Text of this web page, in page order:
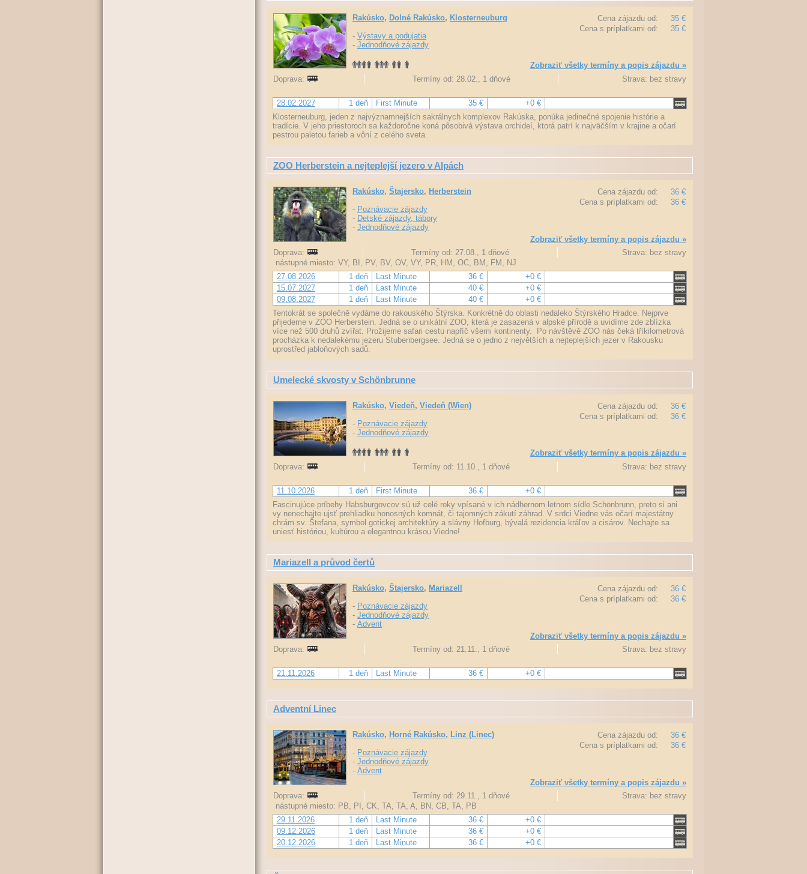
Cena zájazdu od:
35 €
Cena s príplatkami od:
35 €
Rakúsko, Dolné Rakúsko, Klosterneuburg
- Výstavy a podujatia
- Jednodňové zájazdy
Zobraziť všetky termíny a popis zájazdu »
Doprava:
Termíny od: 28.02., 1 dňové Strava: bez stravy
28.02.2027 1 deň First Minute 35 €
+0 €
Klosterneuburg, jeden z najvýznamnejších sakrálnych komplexov Rakúska, ponúka jedinečné spojenie histórie a
tradície. V jeho priestoroch sa každoročne koná pôsobivá výstava orchideí, ktorá patrí k najväčším v krajine a očarí
pestrou paletou farieb a vôní z celého sveta.
ZOO Herberstein a nejteplejší jezero v Alpách
Cena zájazdu od:
36 €
Cena s príplatkami od:
36 €
Rakúsko, Štajersko, Herberstein
- Poznávacie zájazdy
- Detské zájazdy, tábory
- Jednodňové zájazdy
Zobraziť všetky termíny a popis zájazdu »
Doprava:
Termíny od: 27.08., 1 dňové
Strava: bez stravy
nástupné miesto: VY, BI, PV, BV, OV, VY, PR, HM, OC, BM, FM, NJ
27.08.2026
1 deň Last Minute 36 €
+0 €
15.07.2027
1 deň Last Minute 40 €
+0 €
09.08.2027
1 deň Last Minute 40 €
+0 €
Tentokrát se společně vydáme do rakouského Štýrska. Konkrétně do oblasti nedaleko Štýrského Hradce. Nejprve
přijedeme v ZOO Herberstein. Jedná se o unikátní ZOO, která je zasazená v alpské přírodě a uvidíme zde zblízka
více než 500 druhů zvířat. Prožijeme safari cestu napříč všemi kontinenty. Po návštěvě ZOO nás čeká tříkilometrová
procházka k nedalekému jezeru Stubenbergsee. Jedná se o jedno z největších a nejteplejších jezer v Rakousku
uprostřed jabloňových sadů.
Umelecké skvosty v Schönbrunne
Cena zájazdu od:
36 €
Cena s príplatkami od:
36 €
Rakúsko, Viedeň, Viedeň (Wien)
- Poznávacie zájazdy
- Jednodňové zájazdy
Zobraziť všetky termíny a popis zájazdu »
Doprava:
Termíny od: 11.10., 1 dňové Strava: bez stravy
11.10.2026 1 deň First Minute 36 €
+0 €
Fascinujúce príbehy Habsburgovcov sú už celé roky vpísané v ich nádhernom letnom sídle Schönbrunn, preto si ani
vy nenechajte ujsť prehliadku honosných komnát, či tajomných zákutí záhrad. V srdci Viedne vás očarí majestátny
chrám sv. Štefana, symbol gotickej architektúry a slávny Hofburg, bývalá rezidencia kráľov a cisárov. Nechajte sa
uniesť históriou, kultúrou a elegantnou krásou Viedne!
Mariazell a průvod čertů
Cena zájazdu od:
36 €
Cena s príplatkami od:
36 €
Rakúsko, Štajersko, Mariazell
- Poznávacie zájazdy
- Jednodňové zájazdy
- Advent
Zobraziť všetky termíny a popis zájazdu »
Doprava:
Termíny od: 21.11., 1 dňové Strava: bez stravy
21.11.2026 1 deň Last Minute 36 € +0 €
Adventní Linec
Cena zájazdu od:
36 €
Cena s príplatkami od:
36 €
Rakúsko, Horné Rakúsko, Linz (Linec)
- Poznávacie zájazdy
- Jednodňové zájazdy
- Advent
Zobraziť všetky termíny a popis zájazdu »
Doprava:
Termíny od: 29.11., 1 dňové
Strava: bez stravy
nástupné miesto: PB, PI, CK, TA, TA, A, BN, CB, TA, PB
29.11.2026
1 deň Last Minute 36 €
+0 €
09.12.2026
1 deň Last Minute 36 €
+0 €
20.12.2026
1 deň Last Minute 36 € +0 €